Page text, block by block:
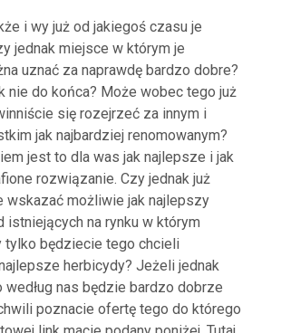
i wy już od jakiegoś czasu je
jednak miejsce w którym je
uznać za naprawdę bardzo dobre?
nie do końca? Może wobec tego już
się rozejrzeć za innym i
jak najbardziej renomowanym?
jest to dla was jak najlepsze i jak
rozwiązanie. Czy jednak już
wskazać możliwie jak najlepszy
istniejących na rynku w którym
tylko będziecie tego chcieli
herbicydy? Jeżeli jednak
nas będzie bardzo dobrze
poznacie ofertę tego do którego